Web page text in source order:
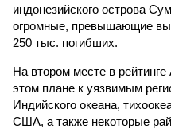
индонезийского острова
огромные, превышающие
250 тыс. погибших.
На втором месте в
этом плане к уязвимым
Индийского океана,
США, а также некоторые